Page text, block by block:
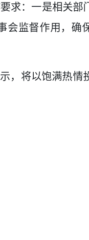
求：一是相关部
会监督作用，确
，将以饱满热情